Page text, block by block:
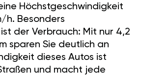
Höchstgeschwindigkeit
h. Besonders
der Verbrauch: Mit nur 4,2
sparen Sie deutlich an
dieses Autos ist
und macht jede